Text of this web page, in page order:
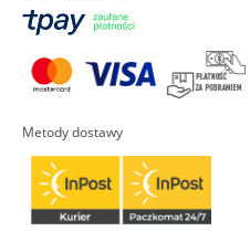
Metody dostawy